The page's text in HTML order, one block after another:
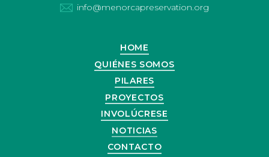
info@menorcapreservation.org
HOME
QUIÉNES SOMOS
PILARES
PROYECTOS
INVOLÚCRESE
NOTICIAS
CONTACTO